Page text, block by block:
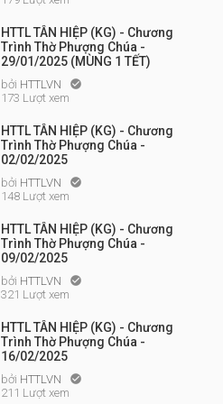
HTTL TÂN HIỆP (KG) - Chương
Trình Thờ Phượng Chúa -
29/01/2025 (MÙNG 1 TẾT)
bởi HTTLVN 
173 Lượt xem
HTTL TÂN HIỆP (KG) - Chương
Trình Thờ Phượng Chúa -
02/02/2025
bởi HTTLVN 
148 Lượt xem
HTTL TÂN HIỆP (KG) - Chương
Trình Thờ Phượng Chúa -
09/02/2025
bởi HTTLVN 
321 Lượt xem
HTTL TÂN HIỆP (KG) - Chương
Trình Thờ Phượng Chúa -
16/02/2025
bởi HTTLVN 
211 Lượt xem